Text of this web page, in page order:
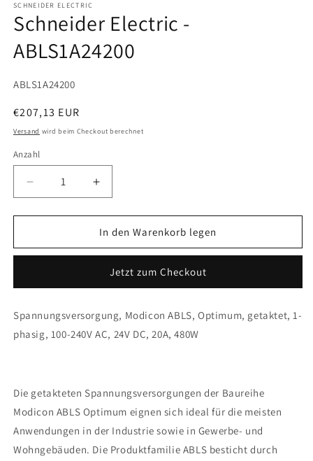
in
Modal
öffnen
SCHNEIDER ELECTRIC
Schneider Electric -
ABLS1A24200
SKU:
ABLS1A24200
Normaler
Preis
€207,13 EUR
Versand wird beim Checkout berechnet
Anzahl
Verringere
die
Menge
Schneider
ABLS1A24200
Erhöhe
die
Menge
für
Schneider
ABLS1A24200
In den Warenkorb legen
Jetzt zum Checkout
Spannungsversorgung, Modicon ABLS, Optimum, getaktet, 1-
phasig, 100-240V AC, 24V DC, 20A, 480W
Die getakteten Spannungsversorgungen der Baureihe
Modicon ABLS Optimum eignen sich ideal für die meisten
Anwendungen in der Industrie sowie in Gewerbe- und
Wohngebäuden. Die Produktfamilie ABLS besticht durch